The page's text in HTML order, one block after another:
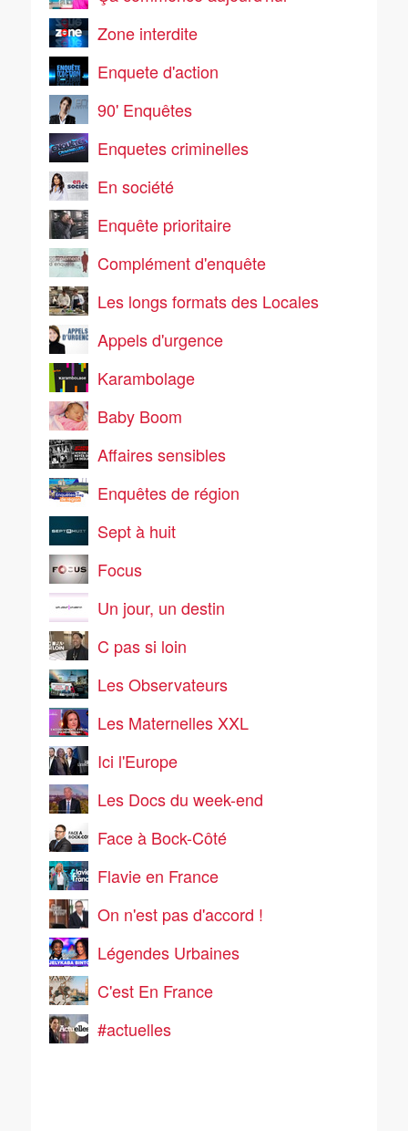
Zone interdite
Enquete d'action
90' Enquêtes
Enquetes criminelles
En société
Enquête prioritaire
Complément d'enquête
Les longs formats des Locales
Appels d'urgence
Karambolage
Baby Boom
Affaires sensibles
Enquêtes de région
Sept à huit
Focus
Un jour, un destin
C pas si loin
Les Observateurs
Les Maternelles XXL
Ici l'Europe
Les Docs du week-end
Face à Bock-Côté
Flavie en France
On n'est pas d'accord !
Légendes Urbaines
C'est En France
#actuelles